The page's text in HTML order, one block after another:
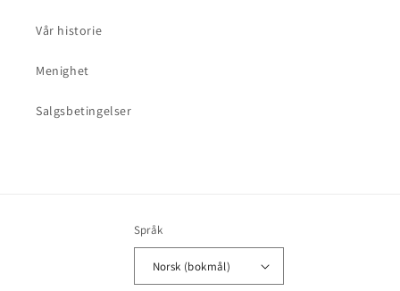
Vår historie
Menighet
Salgsbetingelser
Språk
Norsk (bokmål)